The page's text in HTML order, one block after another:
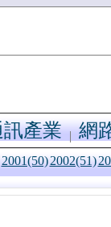
訊產業 網
2001(50)2002(51)